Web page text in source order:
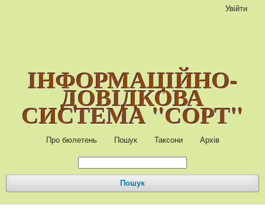
ІНФОРМАЦІЙНО-
ДОВІДКОВА
СИСТЕМА "СОРТ"
Про бюлетень Пошук Таксони Архів
Пошук
Увійти